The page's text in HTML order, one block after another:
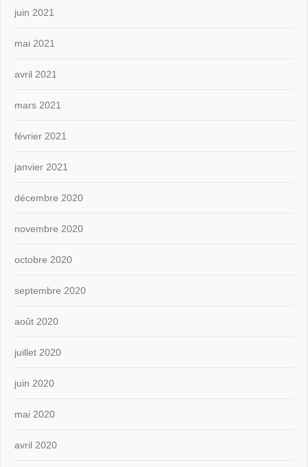
juin 2021
mai 2021
avril 2021
mars 2021
février 2021
janvier 2021
décembre 2020
novembre 2020
octobre 2020
septembre 2020
août 2020
juillet 2020
juin 2020
mai 2020
avril 2020